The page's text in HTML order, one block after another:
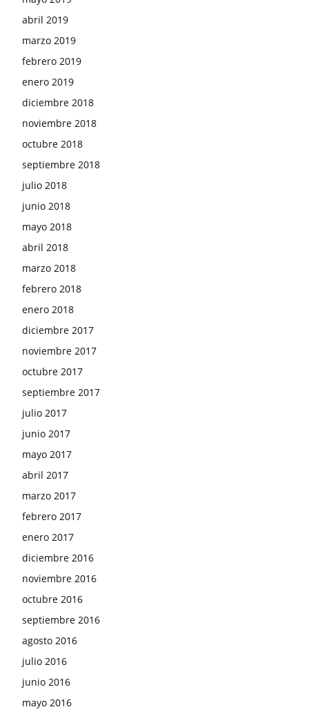
abril 2019
marzo 2019
febrero 2019
enero 2019
diciembre 2018
noviembre 2018
octubre 2018
septiembre 2018
julio 2018
junio 2018
mayo 2018
abril 2018
marzo 2018
febrero 2018
enero 2018
diciembre 2017
noviembre 2017
octubre 2017
septiembre 2017
julio 2017
junio 2017
mayo 2017
abril 2017
marzo 2017
febrero 2017
enero 2017
diciembre 2016
noviembre 2016
octubre 2016
septiembre 2016
agosto 2016
julio 2016
junio 2016
mayo 2016